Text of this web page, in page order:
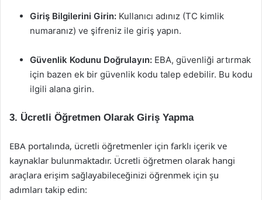
Giriş Bilgilerini Girin: Kullanıcı adınız (TC kimlik
numaranız) ve şifreniz ile giriş yapın.
Güvenlik Kodunu Doğrulayın: EBA, güvenliği artırmak
için bazen ek bir güvenlik kodu talep edebilir. Bu kodu
ilgili alana girin.
3. Ücretli Öğretmen Olarak Giriş Yapma
EBA portalında, ücretli öğretmenler için farklı içerik ve
kaynaklar bulunmaktadır. Ücretli öğretmen olarak hangi
araçlara erişim sağlayabileceğinizi öğrenmek için şu
adımları takip edin: